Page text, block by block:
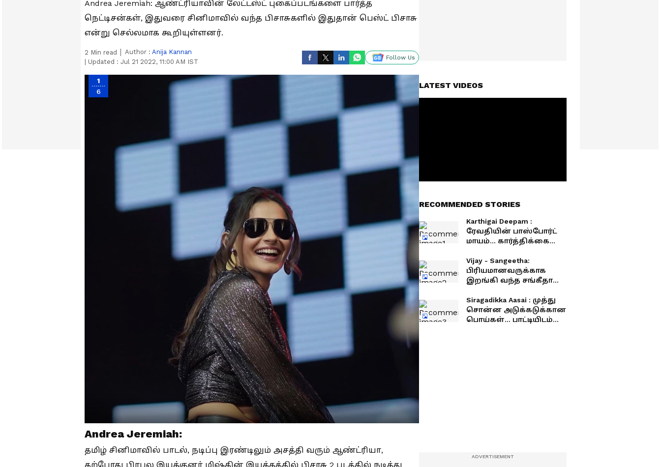
Andrea Jeremiah: ஆண்ட்ரியாவின் லேட்டஸ்ட் புகைப்படங்களை பார்த்த
நெட்டிசன்கள், இதுவரை சினிமாவில் வந்த பிசாசுகளில் இதுதான் பெஸ்ட் பிசாசு
என்று செல்லமாக கூறியுள்ளனர்.
2 Min read Author : Anija Kannan
Updated : Jul 21 2022, 11:00 AM IST
Follow Us
1
6
Andrea Jeremiah:
தமிழ் சினிமாவில் பாடல், நடிப்பு இரண்டிலும் அசத்தி வரும் ஆண்ட்ரியா,
தற்போது பிரபல இயக்குனர் மிஷ்கின் இயக்கத்தில் பிசாசு 2 படத்தில் நடித்து
LATEST VIDEOS
RECOMMENDED STORIES
Karthigai Deepam :
ரேவதியின் பாஸ்போர்ட்
மாயம்... கார்த்திக்கை
மாஸ்டர் பிளான் ஒர்க்
அவுட் ஆகுமா?
Vijay - Sangeetha:
பிரியமானவருக்காக
இறங்கி வந்த சங்கீதா
உடைத்து குடும்பத்தை
ஒன்று சேர்த்தது யார்
தெரியுமா?!
Siragadikka Aasai : முத்து
சொன்ன அடுக்கடுக்கான
பொய்கள்... பாட்டியிடம்